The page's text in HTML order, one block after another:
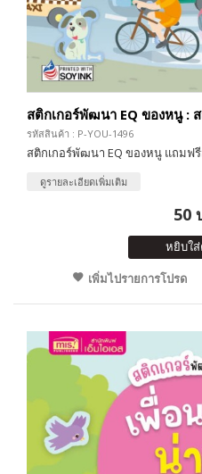
สติกเกอร์พัฒนา EQ ของหนู :
รหัสสินค้า : P-YOU-1496
สติกเกอร์พัฒนา EQ ของหนู แถมฟ
ดูรายละเอียดเพิ่มเติม
50
หยิบใ
เพิ่มไปรายการโปรด